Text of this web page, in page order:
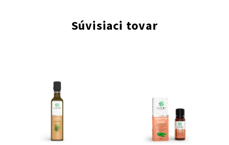
Súvisiaci tovar